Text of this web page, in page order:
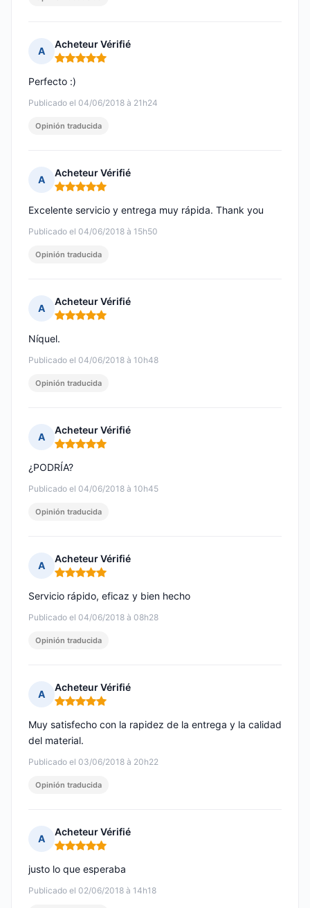
A
Acheteur Vérifié
Nota: 5 de 5
Publicado el 04/06/2018 à 21h24
Perfecto :)
Opinión traducida
A
Acheteur Vérifié
Nota: 5 de 5
Publicado el 04/06/2018 à 15h50
Excelente servicio y entrega muy rápida. Thank you
Opinión traducida
A
Acheteur Vérifié
Nota: 5 de 5
Publicado el 04/06/2018 à 10h48
Níquel.
Opinión traducida
A
Acheteur Vérifié
Nota: 5 de 5
Publicado el 04/06/2018 à 10h45
¿PODRÍA?
Opinión traducida
A
Acheteur Vérifié
Nota: 5 de 5
Publicado el 04/06/2018 à 08h28
Servicio rápido, eficaz y bien hecho
Opinión traducida
A
Acheteur Vérifié
Nota: 5 de 5
Publicado el 03/06/2018 à 20h22
Muy satisfecho con la rapidez de la entrega y la calidad
del material.
Opinión traducida
A
Acheteur Vérifié
Nota: 5 de 5
Publicado el 02/06/2018 à 14h18
justo lo que esperaba